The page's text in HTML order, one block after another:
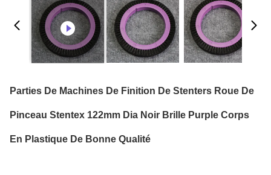
Parties De Machines De Finition De Stenters Roue De
Pinceau Stentex 122mm Dia Noir Brille Purple Corps
En Plastique De Bonne Qualité